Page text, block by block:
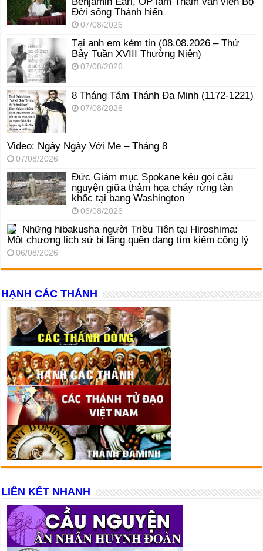
Đời sống Thánh hiến
07/08/2026
Tại anh em kém tin (08.08.2026 – Thứ
Bảy Tuần XVIII Thường Niên)
07/08/2026
8 Tháng Tám Thánh Ða Minh (1172-1221)
07/08/2026
Video: Ngày Ngày Với Mẹ – Tháng 8
07/08/2026
Đức Giám mục Spokane kêu gọi cầu
nguyện giữa thảm họa cháy rừng tàn
khốc tại bang Washington
06/08/2026
Những hibakusha người Triều Tiên tại Hiroshima:
Một chương lịch sử bị lãng quên đang tìm kiếm công lý
06/08/2026
HẠNH CÁC THÁNH
LIÊN KẾT NHANH